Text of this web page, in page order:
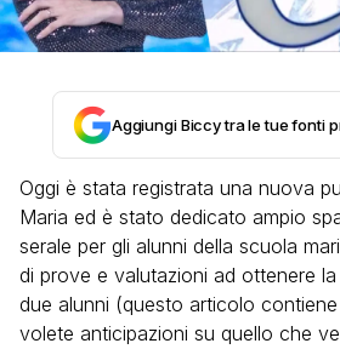
Aggiungi Biccy tra le tue fonti
Oggi è stata registrata una nuova
Maria ed è stato dedicato ampio
serale per gli alunni della scuola
di prove e valutazioni ad ottenere
due alunni (questo articolo
volete anticipazioni su quello che